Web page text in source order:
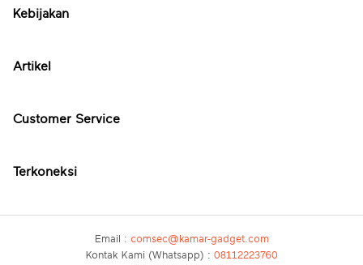
Kebijakan
Artikel
Customer Service
Terkoneksi
Email : comsec@kamar-gadget.com
Kontak Kami (Whatsapp) : 08112223760